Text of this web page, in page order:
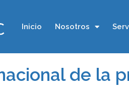
Inicio Nosotros
de la